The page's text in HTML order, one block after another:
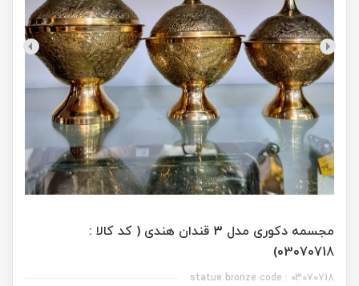
مجسمه دکوری مدل 3 قندان هندی ( کد کالا :
03070718)
statue bronze code : 03070718